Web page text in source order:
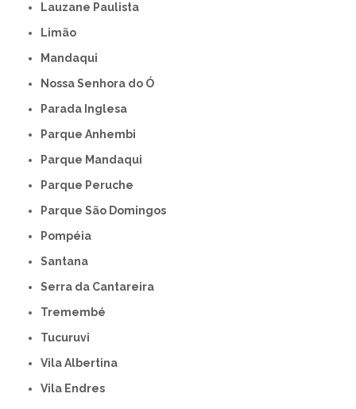
Lauzane Paulista
Limão
Mandaqui
Nossa Senhora do Ó
Parada Inglesa
Parque Anhembi
Parque Mandaqui
Parque Peruche
Parque São Domingos
Pompéia
Santana
Serra da Cantareira
Tremembé
Tucuruvi
Vila Albertina
Vila Endres